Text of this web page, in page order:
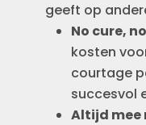
geeft op
No cure,
kosten
courtage
succesvol
Altijd mee